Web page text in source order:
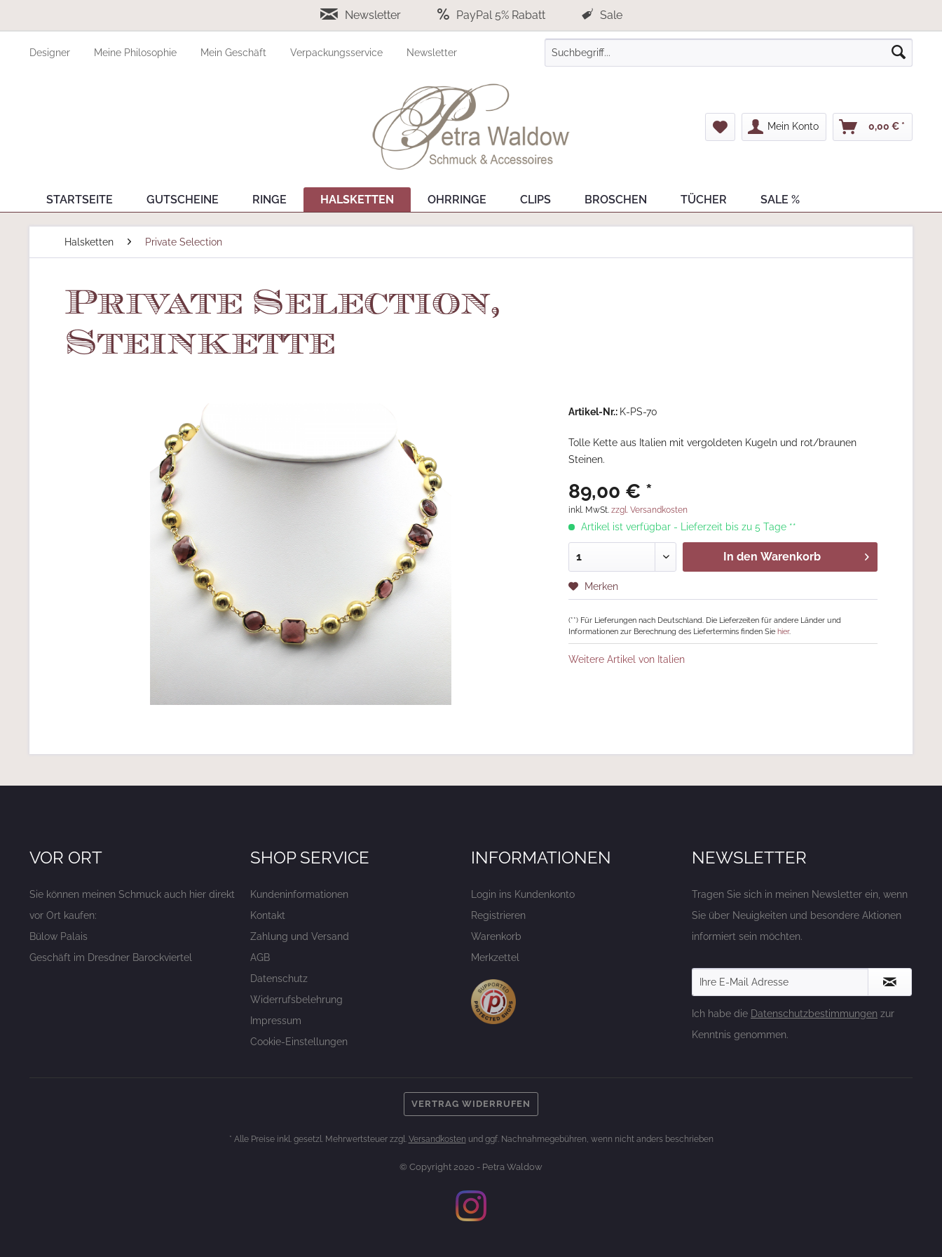
Newsletter PayPal 5% Rabatt Sale
Designer Meine Philosophie Mein Geschäft Verpackungsservice Newsletter
Mein Konto 0,00 € *
STARTSEITE GUTSCHEINE RINGE HALSKETTEN OHRRINGE CLIPS BROSCHEN TÜCHER SALE %
Halsketten Private Selection
Private Selection,
Steinkette
Artikel-Nr.: K-PS-70
Tolle Kette aus Italien mit vergoldeten Kugeln und rot/braunen
Steinen.
89,00 € *
inkl. MwSt.zzgl. Versandkosten
Artikel ist verfügbar - Lieferzeit bis zu 5 Tage **
In den Warenkorb
Merken
(**) Für Lieferungen nach Deutschland. Die Lieferzeiten für andere Länder und
Informationen zur Berechnung des Liefertermins finden Siehier.
Weitere Artikel von Italien
VOR ORT
Sie können meinen Schmuck auch hier direkt
vor Ort kaufen:
Bülow Palais
Geschäft im Dresdner Barockviertel
SHOP SERVICE
Kundeninformationen
Kontakt
Zahlung und Versand
AGB
Datenschutz
Widerrufsbelehrung
Impressum
Cookie-Einstellungen
INFORMATIONEN
Login ins Kundenkonto
Registrieren
Warenkorb
Merkzettel
NEWSLETTER
Tragen Sie sich in meinen Newsletter ein, wenn
Sie über Neuigkeiten und besondere Aktionen
informiert sein möchten.
Ich habe die Datenschutzbestimmungen zur
Kenntnis genommen.
VERTRAG WIDERRUFEN
* Alle Preise inkl. gesetzl. Mehrwertsteuer zzgl. Versandkosten und ggf. Nachnahmegebühren, wenn nicht anders beschrieben
© Copyright 2020 - Petra Waldow